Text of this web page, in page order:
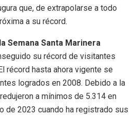
que, de extrapolarse a todo
a su récord.
Semana Santa Marinera
su récord de visitantes
récord hasta ahora vigente se
logrados en 2008. Debido a la
a mínimos de 5.314 en
de 2023 cuando ha registrado sus